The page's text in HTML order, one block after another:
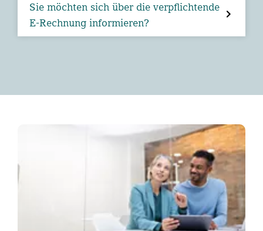
Sie möchten sich über die verpflichtende
E-Rechnung informieren?